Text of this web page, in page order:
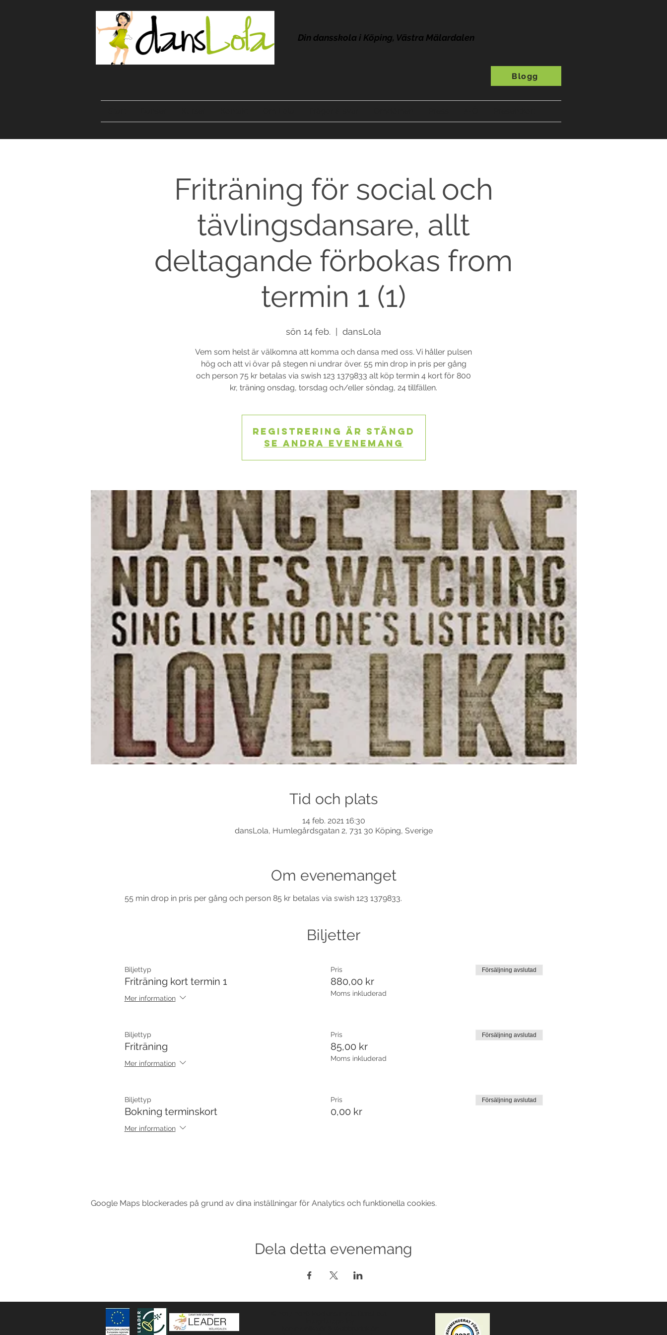
Din dansskola i Köping, Västra Mälardalen
Blogg
Friträning för social och
tävlingsdansare, allt
deltagande förbokas from
termin 1 (1)
sön 14 feb. dansLola
Vem som helst är välkomna att komma och dansa med oss. Vi håller pulsen
hög och att vi övar på stegen ni undrar över. 55 min drop in pris per gång
och person 75 kr betalas via swish 123 1379833 alt köp termin 4 kort för 800
kr, träning onsdag, torsdag och/eller söndag, 24 tillfällen.
Registrering är stängd
Se andra evenemang
Tid och plats
14 feb. 2021 16:30
dansLola, Humlegårdsgatan 2, 731 30 Köping, Sverige
Om evenemanget
55 min drop in pris per gång och person 85 kr betalas via swish 123 1379833.
Biljetter
Biljettyp
Friträning kort termin 1
Mer information
Pris
880,00 kr
Moms inkluderad
Försäljning avslutad
Biljettyp
Friträning
Mer information
Pris
85,00 kr
Moms inkluderad
Försäljning avslutad
Biljettyp
Bokning terminskort
Mer information
Pris
0,00 kr
Försäljning avslutad
Google Maps blockerades på grund av dina inställningar för Analytics och funktionella cookies.
Dela detta evenemang